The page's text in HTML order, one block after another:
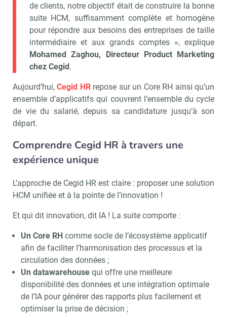
de clients, notre objectif était de construire la bonne
suite HCM, suffisamment complète et homogène
pour répondre aux besoins des entreprises de taille
intermédiaire et aux grands comptes », explique
Mohamed Zaghou, Directeur Product Marketing
chez Cegid.
Aujourd’hui,Cegid HRrepose sur un Core RH ainsi qu’un
ensemble d’applicatifs qui couvrent l’ensemble du cycle
de vie du salarié, depuis sa candidature jusqu’à son
départ.
Comprendre Cegid HR à travers une
expérience unique
L’approche de Cegid HR est claire : proposer une solution
HCM unifiée et à la pointe de l’innovation !
Et qui dit innovation, dit IA ! La suite comporte :
Un Core RHcomme socle de l’écosystème applicatif
afin de faciliter l’harmonisation des processus et la
circulation des données ;
Un datawarehousequi offre une meilleure
disponibilité des données et une intégration optimale
de l’IA pour générer des rapports plus facilement et
optimiser la prise de décision ;